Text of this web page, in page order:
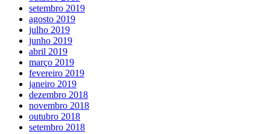
setembro 2019
agosto 2019
julho 2019
junho 2019
abril 2019
março 2019
fevereiro 2019
janeiro 2019
dezembro 2018
novembro 2018
outubro 2018
setembro 2018